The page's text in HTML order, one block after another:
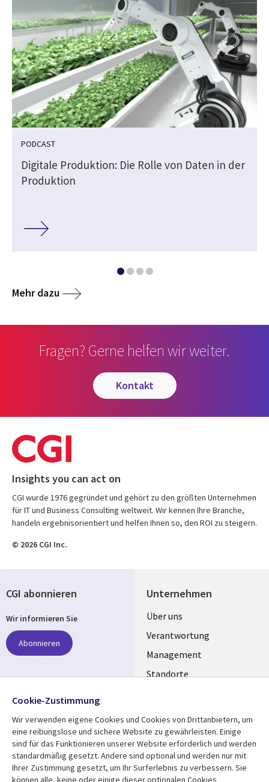
PODCAST
Digitale Produktion: Die Rolle von Daten in der
Produktion
Mehr dazu
Fragen? Gerne helfen wir weiter.
kontakt
Insights you can act on
CGI wurde 1976 gegründet und gehört zu den größten Unternehmen
für IT und Business Consulting weltweit. Wir kennen Ihre Branche,
handeln ergebnisorientiert und helfen Ihnen so, den ROI zu steigern.
© 2026 CGI Inc.
Unternehmen
Useful
links
GERMANY
Über uns
Verantwortung
Management
Standorte
Mediathek Rechtliches
CGI abonnieren
Wir informieren Sie
Abonnieren
Folgen Sie uns
Social
Media
GERMANY
Cookie-Zustimmung
Wir verwenden eigene Cookies und Cookies von Drittanbietern, um
eine reibungslose und sichere Website zu gewährleisten. Einige
sind für das Funktionieren unserer Website erforderlich und werden
standardmäßig gesetzt. Andere sind optional und werden nur mit
Ihrer Zustimmung gesetzt, um Ihr Surferlebnis zu verbessern. Sie
können alle, keine oder einige dieser optionalen Cookies